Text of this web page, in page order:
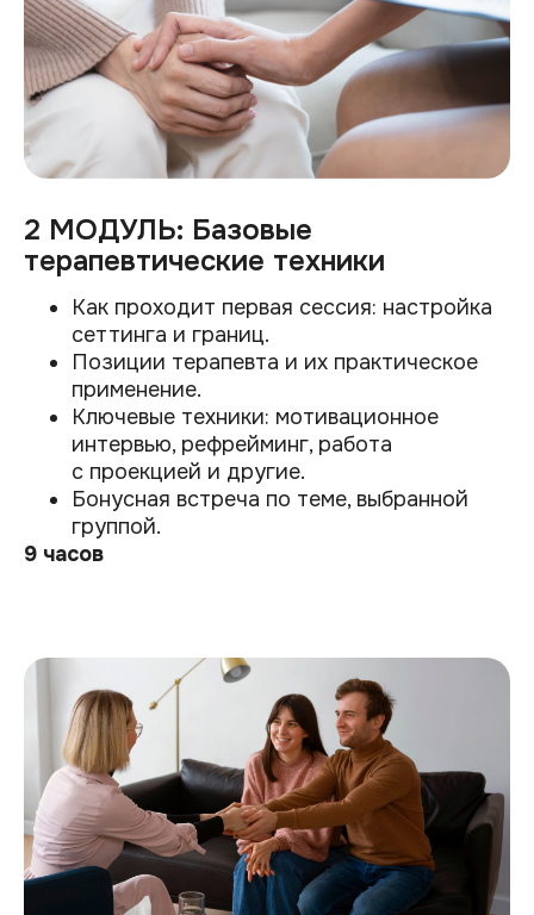
2 МОДУЛЬ: Базовые
терапевтические техники
Как проходит первая сессия: настройка
сеттинга и границ.
Позиции терапевта и их практическое
применение.
Ключевые техники: мотивационное
интервью, рефрейминг, работа
с проекцией и другие.
Бонусная встреча по теме, выбранной
группой.
9 часов